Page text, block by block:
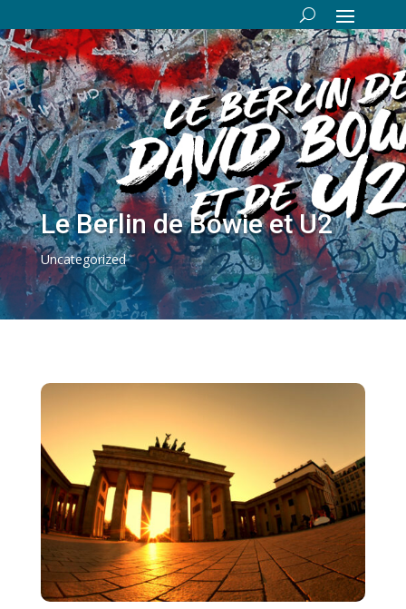
Le Berlin de Bowie et U2
Uncategorized